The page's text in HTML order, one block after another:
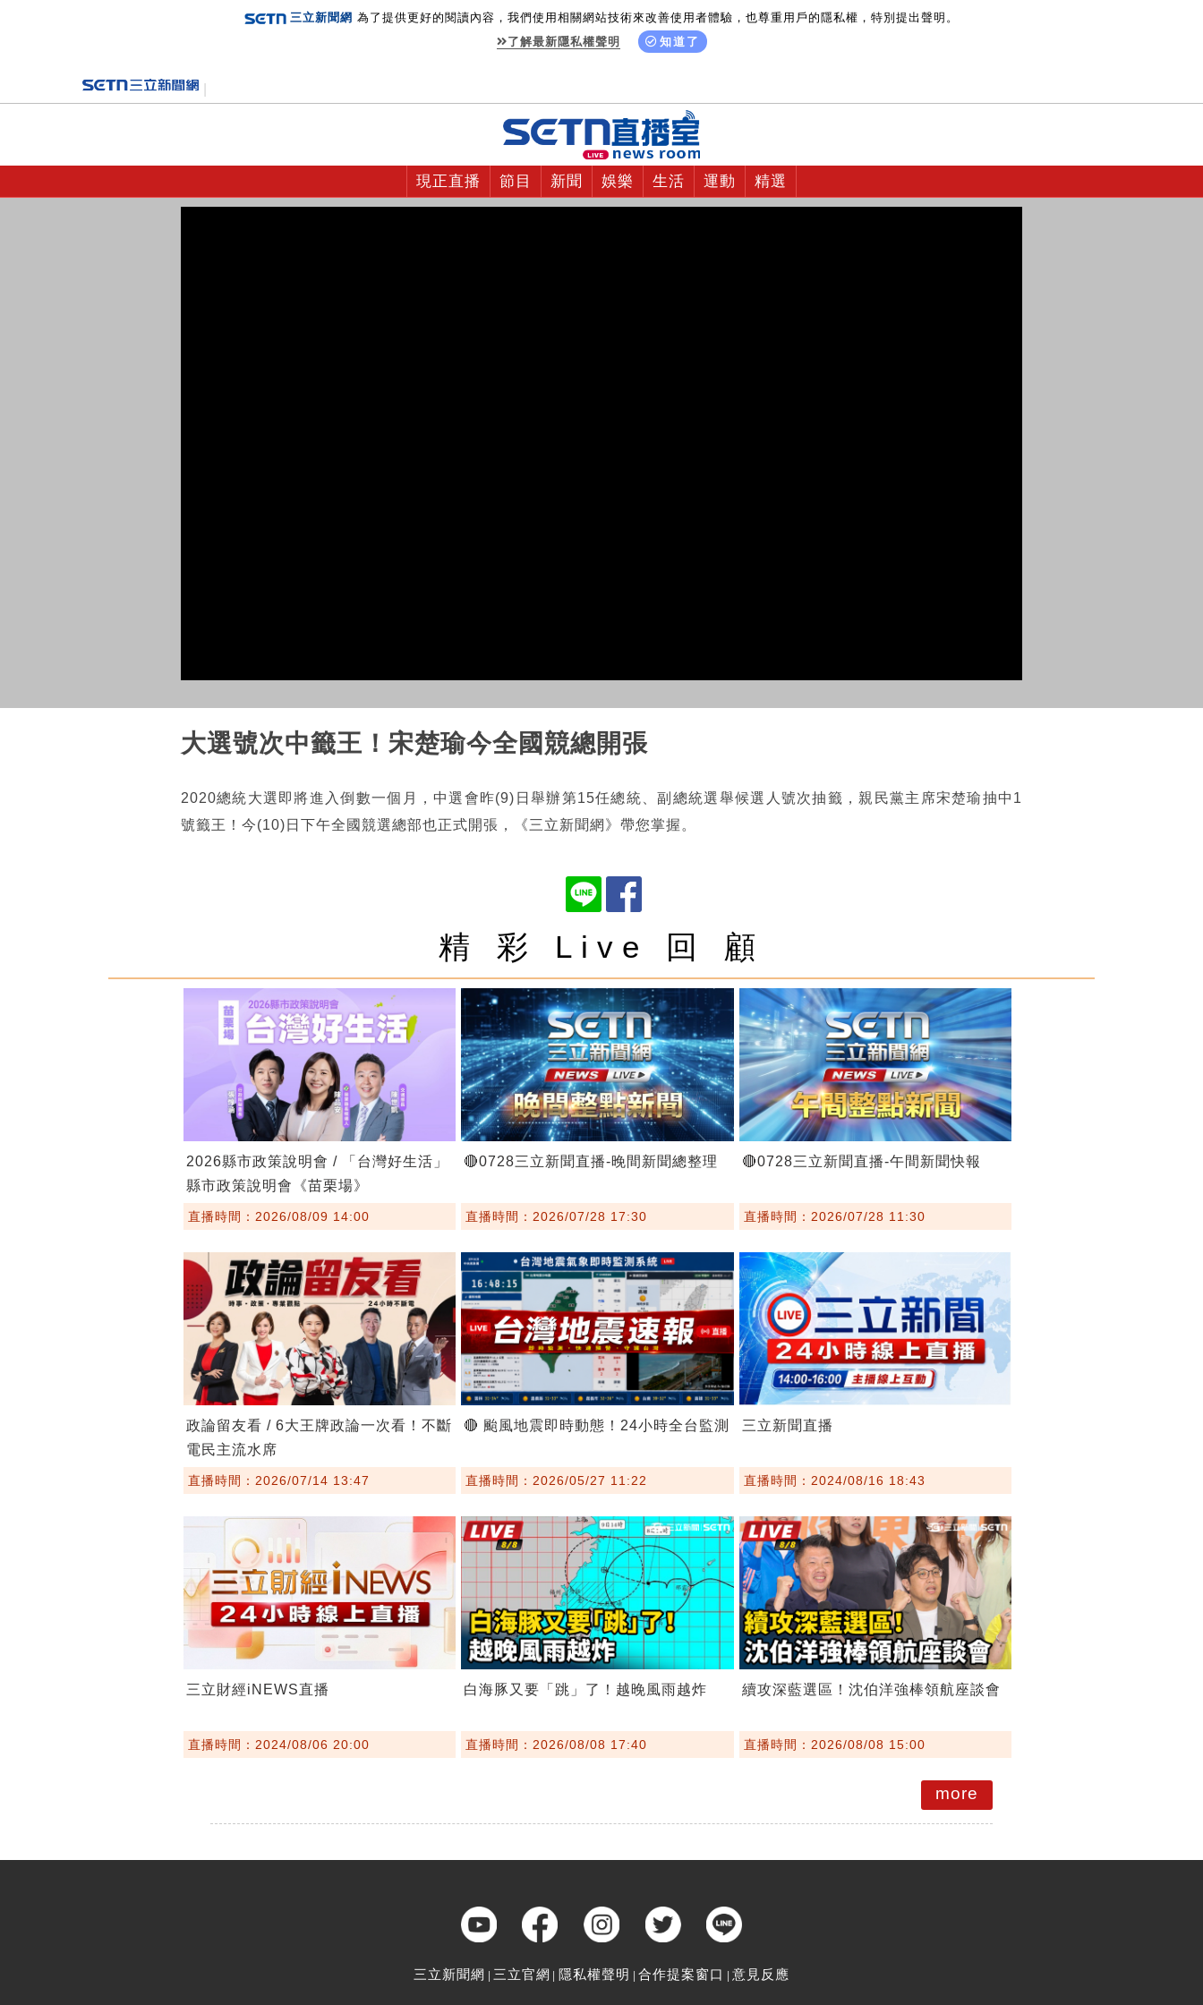
三立新聞網 為了提供更好的閱讀內容，我們使用相關網站技術來改善使用者體驗，也尊重用戶的隱私權，特別提出聲明。
了解最新隱私權聲明
知道了
現正直播 節目 新聞 娛樂 生活 運動 精選
大選號次中籤王！宋楚瑜今全國競總開張
2020總統大選即將進入倒數一個月，中選會昨(9)日舉辦第15任總統、副總統選舉候選人號次抽籤，親民黨主席宋楚瑜抽中1
號籤王！今(10)日下午全國競選總部也正式開張，《三立新聞網》帶您掌握。
精 彩 Live 回 顧
2026縣市政策說明會 / 「台灣好生活」
縣市政策說明會《苗栗場》
直播時間：2026/08/09 14:00
🔴0728三立新聞直播-晚間新聞總整理
直播時間：2026/07/28 17:30
🔴0728三立新聞直播-午間新聞快報
直播時間：2026/07/28 11:30
政論留友看 / 6大王牌政論一次看！不斷
電民主流水席
直播時間：2026/07/14 13:47
🔴 颱風地震即時動態！24小時全台監測
直播時間：2026/05/27 11:22
三立新聞直播
直播時間：2024/08/16 18:43
三立財經iNEWS直播
直播時間：2024/08/06 20:00
白海豚又要「跳」了！越晚風雨越炸
直播時間：2026/08/08 17:40
續攻深藍選區！沈伯洋強棒領航座談會
直播時間：2026/08/08 15:00
more
三立新聞網 三立官網 隱私權聲明 合作提案窗口 意見反應